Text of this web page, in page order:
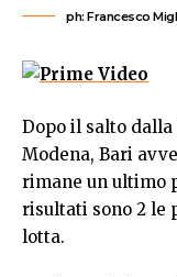
ph: Francesco
Dopo il salto dalla
Modena, Bari
rimane un ultimo
risultati sono 2 le
lotta.